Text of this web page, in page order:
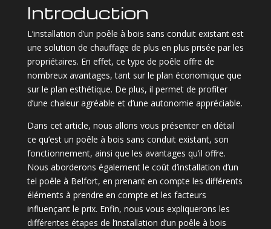
Introduction
L’installation d’un poêle à bois sans conduit existant est
une solution de chauffage de plus en plus prisée par les
propriétaires. En effet, ce type de poêle offre de
nombreux avantages, tant sur le plan économique que
sur le plan esthétique. De plus, il permet de profiter
d’une chaleur agréable et d’une autonomie appréciable.
Dans cet article, nous allons vous présenter en détail
ce qu’est un poêle à bois sans conduit existant, son
fonctionnement, ainsi que les avantages qu’il offre.
Nous aborderons également le coût d’installation d’un
tel poêle à Belfort, en prenant en compte les différents
éléments à prendre en compte et les facteurs
influençant le prix. Enfin, nous vous expliquerons les
différentes étapes de l’installation d’un poêle à bois